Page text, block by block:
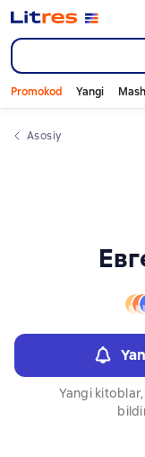
Promokod Yangi
Asosiy
Yangi
Слайдер с книгами